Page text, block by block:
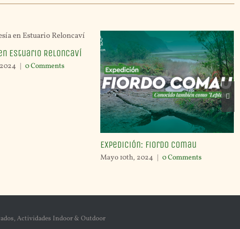
Estuario Reloncaví
| 0 Comments
Expedición: Fiordo Comau
Mayo 10th, 2024 | 0 Comments
Actividades Indoor & Outdoor